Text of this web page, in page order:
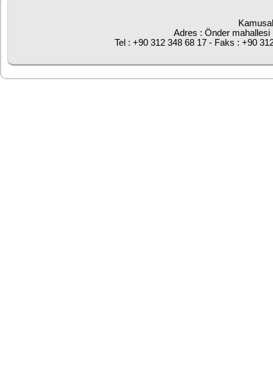
Adres : Önder mahallesi
Tel : +90 312 348 68 17 - Faks : +90